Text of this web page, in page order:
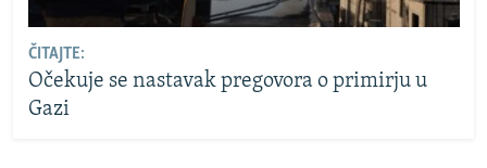
ČITAJTE:
Očekuje se nastavak pregovora o primirju u
Gazi